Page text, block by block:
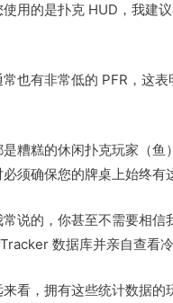
使用的是扑克 HUD，我建
也有非常低的 PFR，这
是糟糕的休闲扑克玩家（
须确保您的牌桌上始终有
常说的，你甚至不需要相
数据库并亲自查看冷
来看，拥有这些统计数据的